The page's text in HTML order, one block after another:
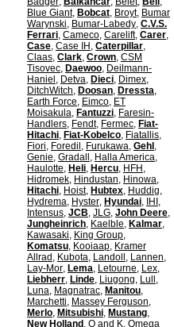
Blue Giant, Bobcat, Broyt, Bumar
Warynski, Bumar-Labedy, C.V.S.
Ferrari, Cameco, Carelift, Carer,
Case, Case IH , Caterpillar,
Claas, Clark, Crown, CSM
Tisovec, Daewoo, Deilmann-
Haniel , Detva, Dieci, Dimex,
DitchWitch, Doosan, Dressta,
Earth Force, Eimco, ET
Moisakula, Fantuzzi, Faresin-
Handlers, Fendt, Fermec, Fiat-
Hitachi, Fiat-Kobelco, Fiatallis,
Fiori, Foredil , Furukawa, Gehl ,
Genie, Gradall , Halla America,
Haulotte, Heli, Hercu, HFH ,
Hidromek, Hindustan, Hinowa,
Hitachi, Hoist, Hubtex, Huddig,
Hydrema, Hyster, Hyundai, IHI ,
Intensus, JCB, JLG, John Deere,
Jungheinrich, Kaelble, Kalmar,
Kawasaki, King Group,
Komatsu, Kooiaap, Kramer
Allrad , Kubota, Landoll , Lannen,
Lay-Mor, Lema, Letourne, Lex,
Liebherr, Linde, Liugong, Lull ,
Luna, Magnatrac, Manitou,
Marchetti, Massey Ferguson,
Merlo, Mitsubishi, Mustang,
New Holland , O and K, Omega